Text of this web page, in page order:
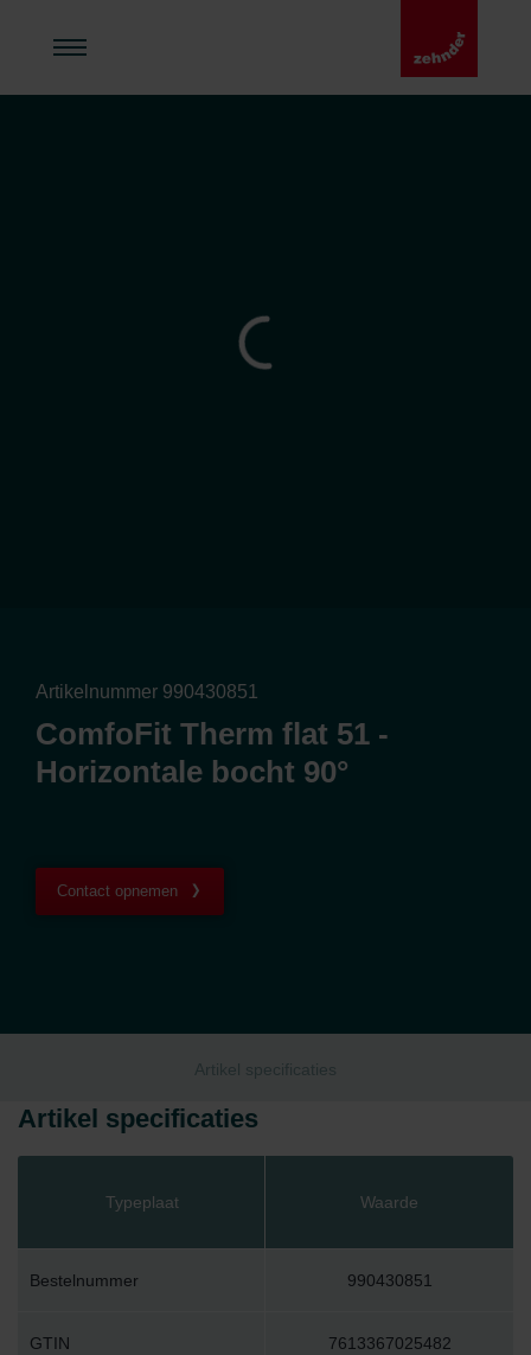
Artikelnummer 990430851
ComfoFit Therm flat 51 -
Horizontale bocht 90°
Contact opnemen
Artikel specificaties
Artikel specificaties
Typeplaat Waarde
Bestelnummer 990430851
GTIN 7613367025482